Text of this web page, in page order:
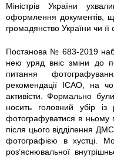
Міністрів України
оформлення документів,
громадянство України чи її
Постанова № 683-2019
нею уряд вніс зміни до
питання
рекомендації ICAO, на
активісти. Формально
носить головний убір із
фотографуватися в ньому
після цього відділення
фотографією в хустці.
роз’яснювальної